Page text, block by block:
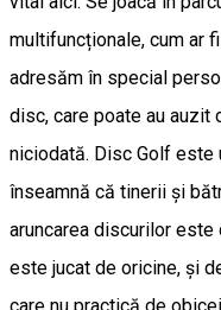
multifuncționale, cum ar
adresăm în special
disc, care poate au auzit
niciodată. Disc Golf este
înseamnă că tinerii și
aruncarea discurilor
este jucat de oricine, și